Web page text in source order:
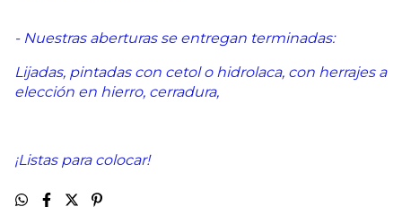
- Nuestras aberturas se entregan terminadas:
Lijadas, pintadas con cetol o hidrolaca, con herrajes a
elección en hierro, cerradura,
¡Listas para colocar!